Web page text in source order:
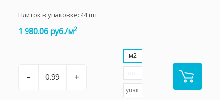
Плиток в упаковке: 44шт
1 980.06 руб./м2
– +
м2
шт.
упак.